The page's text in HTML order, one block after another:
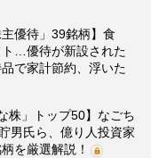
優待」39銘柄】食
…優待が新設された
で家計節約、浮いた
株」トップ50】なごち
男氏ら、億り人投資家
を厳選解説！